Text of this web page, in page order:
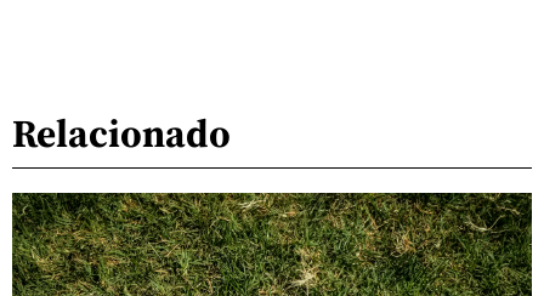
Relacionado